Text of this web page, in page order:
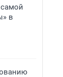
самой
в